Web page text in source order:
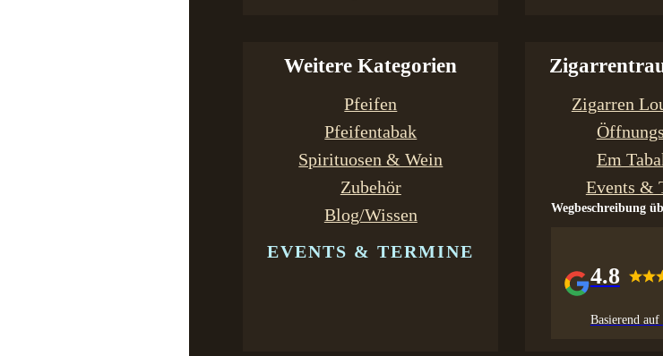
Weitere Kategorien
Pfeifen
Pfeifentabak
Spirituosen & Wein
Zubehör
Blog/Wissen
EVENTS & TERMINE
Zigarren
Em
Events &
Wegbeschreibung
4.8
Basierend auf